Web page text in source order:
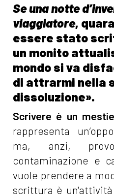
Se una notte
viaggiatore,
essere stato
un monito
mondo si va
di attrarmi nella
dissoluzione».
Scrivere è un
rappresenta
ma, anzi,
contaminazione e
vuole prendere a
scrittura è